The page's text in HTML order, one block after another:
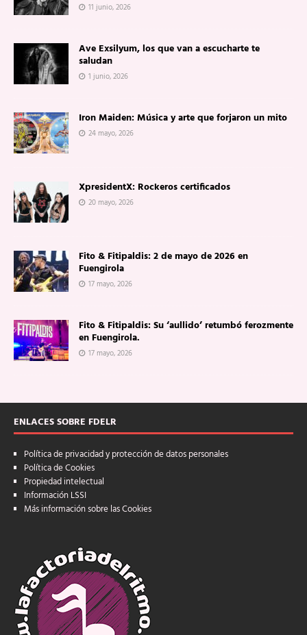
11 junio, 2026
Ave Exsilyum, los que van a escucharte te
saludan
1 junio, 2026
Iron Maiden: Música y arte que forjaron un mito
24 mayo, 2026
XpresidentX: Rockeros certificados
20 mayo, 2026
Fito & Fitipaldis: 2 de mayo de 2026 en
Fuengirola
17 mayo, 2026
Fito & Fitipaldis: Su ‘aullido’ retumbó ferozmente
en Fuengirola.
17 mayo, 2026
ENLACES SOBRE FDELR
Política de privacidad y protección de datos personales
Política de Cookies
Propiedad intelectual
Información LSSI
Más información sobre las Cookies